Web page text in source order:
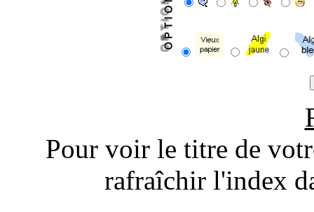
Pour voir le titre de
rafraîchir l'index